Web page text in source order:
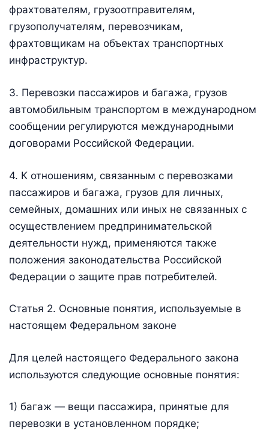
фрахтователям, грузоотправителям,
грузополучателям, перевозчикам,
фрахтовщикам на объектах транспортных
инфраструктур.
3. Перевозки пассажиров и багажа, грузов
автомобильным транспортом в международном
сообщении регулируются международными
договорами Российской Федерации.
4. К отношениям, связанным с перевозками
пассажиров и багажа, грузов для личных,
семейных, домашних или иных не связанных с
осуществлением предпринимательской
деятельности нужд, применяются также
положения законодательства Российской
Федерации о защите прав потребителей.
Статья 2. Основные понятия, используемые в
настоящем Федеральном законе
Для целей настоящего Федерального закона
используются следующие основные понятия:
1) багаж — вещи пассажира, принятые для
перевозки в установленном порядке;